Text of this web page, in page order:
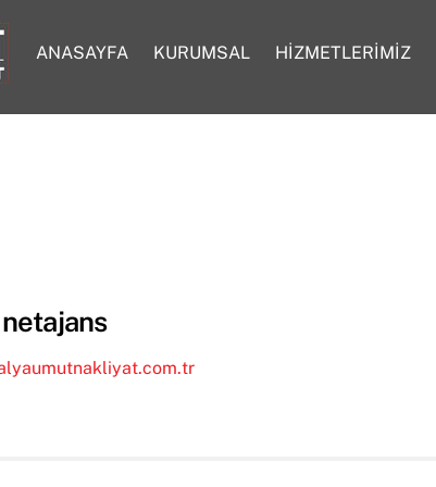
ANASAYFA KURUMSAL HİZMETLERİMİZ
netajans